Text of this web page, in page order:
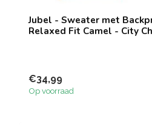
Jubel - Sweater met
Relaxed Fit Camel - City
€34,99
Op voorraad